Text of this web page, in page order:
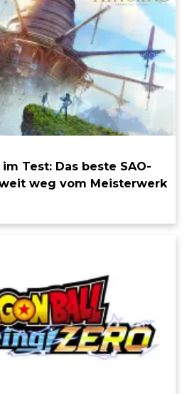
Test: Das beste SAO-
weg vom Meisterwerk